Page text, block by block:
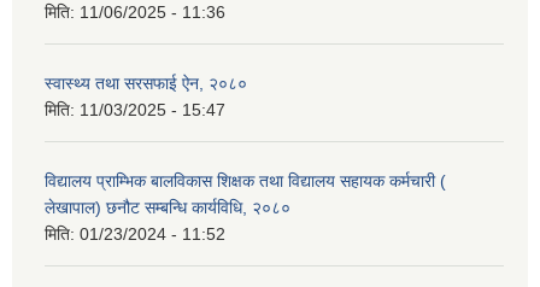
मिति: 11/06/2025 - 11:36
स्वास्थ्य तथा सरसफाई ऐन, २०८०
मिति: 11/03/2025 - 15:47
विद्यालय प्राम्भिक बालविकास शिक्षक तथा विद्यालय सहायक कर्मचारी (
लेखापाल) छनौट सम्बन्धि कार्यविधि, २०८०
मिति: 01/23/2024 - 11:52